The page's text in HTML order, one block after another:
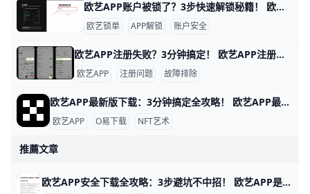
欧艺APP账户被锁了？3步快速解锁秘籍！ 欧艺APP账户被锁定很常见，通常是因为身份验证没完成、异常登录或风控检查。比如，用户小李发现登录时提示“账户临时冻结”，这是平台为安全检测的正常反应。根据欧艺官方数据，80%的锁定案例通过简单验证就能解锁。
欧艺锁单 APP解锁 账户安全
欧艺APP注册失败？3分钟搞定！ 欧艺APP注册不了？别担心，很多用户都遇到过这个问题。通常原因是网络不稳、验证码没收到，或者APP版本太旧。下面一步步教你解决，跟着做就能行。
欧艺APP 注册问题 故障排除
欧艺APP最新版下载：3分钟搞定全攻略！ 欧艺APP最新版下载全指南 想下载欧艺APP最新版吗？它属于O易歐yi生态的艺术类应用，现在最新版是v6.135.1（安卓）或App Store对应iOS版，2026年更新支持更多NFT艺术浏览和交易功能。
欧艺APP O易下载 NFT艺术
推薦文章
欧艺APP安全下载全攻略：3步避坑不中招！ 欧艺APP是Oyi平台旗下的热门应用，许多用户每天通过它交易数字货币，比如比特币或以太坊。为了安全下载安装包，第一步是确认你的设备类型。以iPhone为例，打开App Store搜索“欧艺”，官方版本通常显示开发者为“O易”并有超过百万下载量记录；安卓用户则可在华为应用市场或小米商店找到它，避免第三方市场如APKPure。